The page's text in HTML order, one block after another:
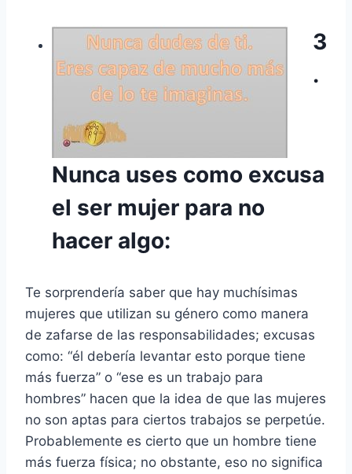
3
.
Nunca uses como excusa
el ser mujer para no
hacer algo:
Te sorprendería saber que hay muchísimas
mujeres que utilizan su género como manera
de zafarse de las responsabilidades; excusas
como: “él debería levantar esto porque tiene
más fuerza” o “ese es un trabajo para
hombres” hacen que la idea de que las mujeres
no son aptas para ciertos trabajos se perpetúe.
Probablemente es cierto que un hombre tiene
más fuerza física; no obstante, eso no significa